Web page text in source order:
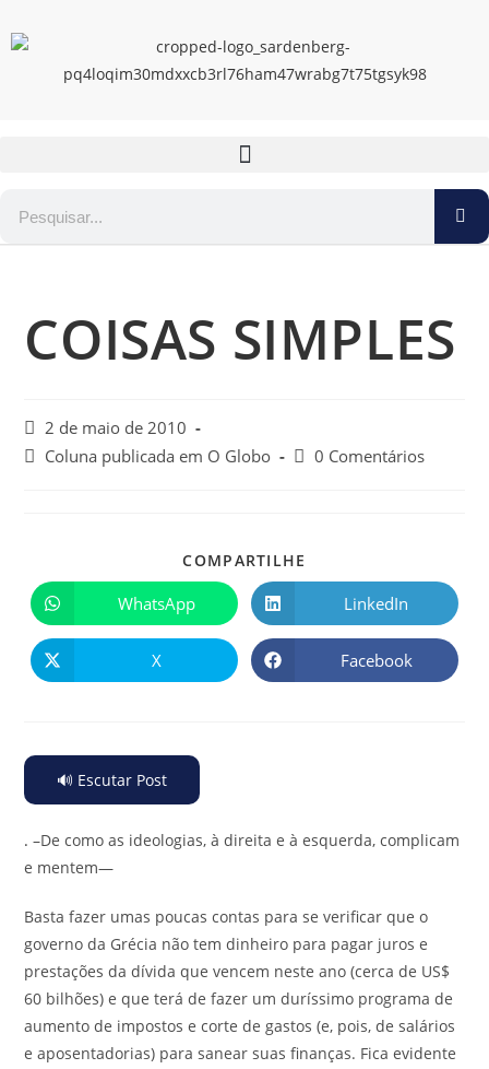
COISAS SIMPLES
2 de maio de 2010
Coluna publicada em O Globo
0 Comentários
COMPARTILHE
WhatsApp LinkedIn
X Facebook
🔊 Escutar Post
. –De como as ideologias, à direita e à esquerda, complicam
e mentem—
Basta fazer umas poucas contas para se verificar que o
governo da Grécia não tem dinheiro para pagar juros e
prestações da dívida que vencem neste ano (cerca de US$
60 bilhões) e que terá de fazer um duríssimo programa de
aumento de impostos e corte de gastos (e, pois, de salários
e aposentadorias) para sanear suas finanças. Fica evidente